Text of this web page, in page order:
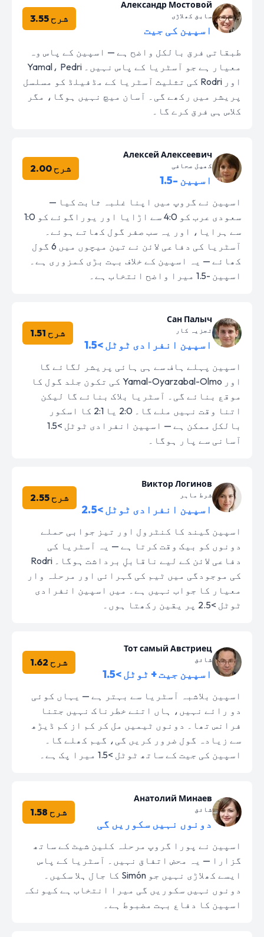
Александр Мостовой
سابق کھلاڑی
اسپین کی جیت
شرح 3.55
طبقاتی فرق بالکل واضح ہے — اسپین کے پاس وہ
معیار ہے جو آسٹریا کے پاس نہیں۔ Yamal، Pedri
اور Rodri کی تثلیث آسٹریا کے مڈفیلڈ کو مسلسل
پریشر میں رکھے گی۔ آسان میچ نہیں ہوگا، مگر
کلاس ہی فرق کرے گا۔
Алексей Алексеевич
کھیل صحافی
اسپین -1.5
شرح 2.00
اسپین نے گروپ میں اپنا غلبہ ثابت کیا —
سعودی عرب کو 4:0 سے اڑایا اور یوراگوئے کو 1:0
سے ہرایا، اور یہ سب صفر گول کھاتے ہوئے۔
آسٹریا کی دفاعی لائن نے تین میچوں میں 6 گول
کھائے — یہ اسپین کے خلاف بہت بڑی کمزوری ہے۔
اسپین -1.5 میرا واضح انتخاب ہے۔
Сан Палыч
تجزیہ کار
اسپین انفرادی ٹوٹل >1.5
شرح 1.51
اسپین پہلے ہاف سے ہی ہائی پریشر لگائے گا
اور Yamal-Oyarzabal-Olmo کی تکون جلد گول کا
موقع بنائے گی۔ آسٹریا بلاک بنائے گا لیکن
اتنا وقت نہیں ملے گا۔ 2:0 یا 2:1 کا اسکور
بالکل ممکن ہے — اسپین انفرادی ٹوٹل >1.5
آسانی سے پار ہوگا۔
Виктор Логинов
شرط ماہر
اسپین انفرادی ٹوٹل >2.5
شرح 2.55
اسپین گیند کا کنٹرول اور تیز جوابی حملے
دونوں کو بیک وقت کرتا ہے — یہ آسٹریا کی
دفاعی لائن کے لیے ناقابلِ برداشت ہوگا۔ Rodri
کی موجودگی میں ٹیم کی گہرائی اور مرحلہ وار
معیار کا جواب نہیں ہے۔ میں اسپین انفرادی
ٹوٹل >2.5 پر یقین رکھتا ہوں۔
Тот самый Австриец
شائق
اسپین جیت + ٹوٹل >1.5
شرح 1.62
اسپین بلاشبہ آسٹریا سے بہتر ہے — یہاں کوئی
دو رائے نہیں، ہاں اتنے خطرناک نہیں جتنا
فرانس تھا۔ دونوں ٹیمیں مل کر کم از کم ڈیڑھ
سے زیادہ گول ضرور کریں گی، گیم کھلے گا۔
اسپین کی جیت کے ساتھ ٹوٹل >1.5 میرا پک ہے۔
Анатолий Минаев
شائق
دونوں نہیں سکوریں گی
شرح 1.58
اسپین نے پورا گروپ مرحلہ کلین شیٹ کے ساتھ
گزارا — یہ محض اتفاق نہیں۔ آسٹریا کے پاس
ایسے کھلاڑی نہیں جو Simón کا جال ہلا سکیں۔
دونوں نہیں سکوریں گی میرا انتخاب ہے کیونکہ
اسپین کا دفاع بہت مضبوط ہے۔